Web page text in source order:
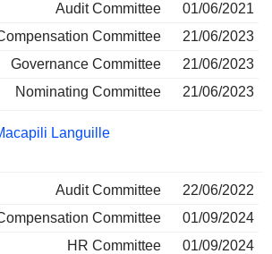
Audit Committee
01/06/2021
Committee
21/06/2023
Governance Committee
21/06/2023
Nominating Committee
21/06/2023
Languille
Audit Committee
22/06/2022
Committee
01/09/2024
HR Committee
01/09/2024